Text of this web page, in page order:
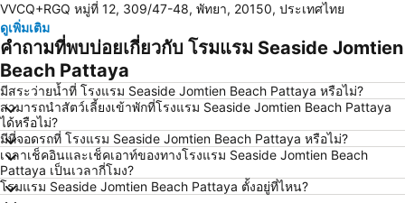
ถนนคนเดิน
แสมสาร
หาดนวล
สนามบินนานาชาติอู่ตะเภา
CentralFestival Pattaya Beach
ท่าเรือแหลมฉบัง
สวนเสือศรีราชา
บิ๊กซี เอ็กซ์ตร้า พัทยา3
สถานีรถไฟพัทยา
อนุสาวรีย์กรมหลวงชุมพรเขตอุดมศักดิ์
Bali Hai Pier
พีระเซอร์กิต
เอสเอฟเอ็กซ์ ซีเนม่า เซ็นทรัลพัทยาบีช
Art in Paradise
VVCQ+RGQ หมู่ที่ 12, 309/47-48, พัทยา, 20150, ประเทศไทย
ดูเพิ่มเติม
คำถามที่พบบ่อยเกี่ยวกับ โรมแรม Seaside Jomtien
Beach Pattaya
มีสระว่ายน้ำที่ โรงแรม Seaside Jomtien Beach Pattaya หรือไม่?
สามารถนำสัตว์เลี้ยงเข้าพักที่โรงแรม Seaside Jomtien Beach Pattaya
ได้หรือไม่?
มีที่จอดรถที่ โรงแรม Seaside Jomtien Beach Pattaya หรือไม่?
เวลาเช็คอินและเช็คเอาท์ของทางโรงแรม Seaside Jomtien Beach
Pattaya เป็นเวลากี่โมง?
โรมแรม Seaside Jomtien Beach Pattaya ตั้งอยู่ที่ไหน?